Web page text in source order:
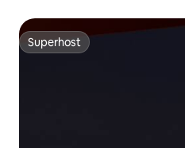
Superhost
Superhost